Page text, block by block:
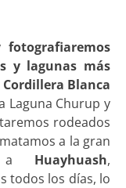
fotografiaremos
y lagunas más
Cordillera Blanca
Laguna Churup y
rodeados
a la gran
a Huayhuash,
todos los días, lo